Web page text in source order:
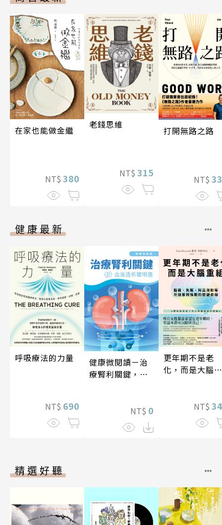
在家也能做金繼
NT$ 380
老錢思維
NT$ 315
打開無路之路
NT$
健康最新
呼吸療法的力量
NT$ 690
健康微閱讀－治
療腎利關鍵，血
NT$ 0
更年期不是老
化，而是大腦重
NT$
精選好聽